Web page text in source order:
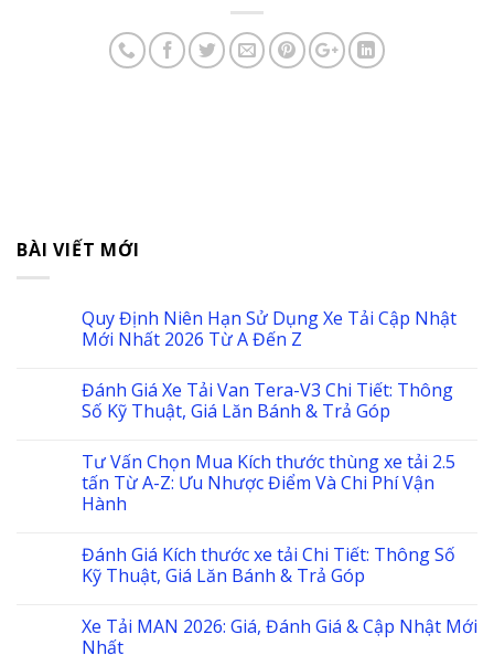
BÀI VIẾT MỚI
Quy Định Niên Hạn Sử Dụng Xe Tải Cập Nhật
Mới Nhất 2026 Từ A Đến Z
Đánh Giá Xe Tải Van Tera-V3 Chi Tiết: Thông
Số Kỹ Thuật, Giá Lăn Bánh & Trả Góp
Tư Vấn Chọn Mua Kích thước thùng xe tải 2.5
tấn Từ A-Z: Ưu Nhược Điểm Và Chi Phí Vận
Hành
Đánh Giá Kích thước xe tải Chi Tiết: Thông Số
Kỹ Thuật, Giá Lăn Bánh & Trả Góp
Xe Tải MAN 2026: Giá, Đánh Giá & Cập Nhật Mới
Nhất